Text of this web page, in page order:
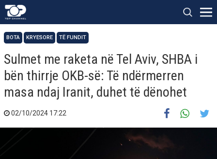
BOTA KRYESORE TË FUNDIT
Sulmet me raketa në Tel Aviv, SHBA i
bën thirrje OKB-së: Të ndërmerren
masa ndaj Iranit, duhet të dënohet
02/10/2024 17:22